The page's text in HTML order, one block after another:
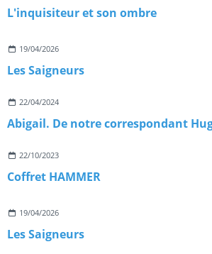
L'inquisiteur et son ombre
19/04/2026
Les Saigneurs
22/04/2024
22/10/2023
Coffret HAMMER
19/04/2026
Les Saigneurs